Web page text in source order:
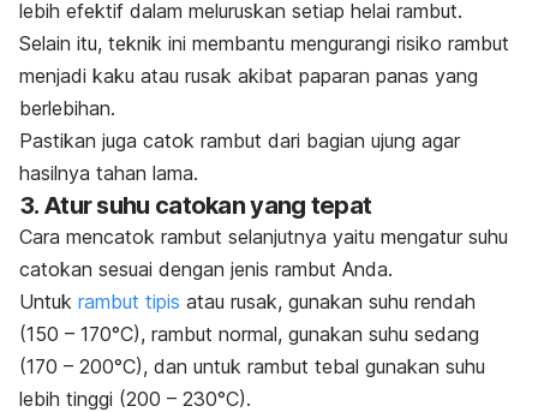
lebih efektif dalam meluruskan setiap helai rambut.
Selain itu, teknik ini membantu mengurangi risiko rambut
menjadi kaku atau rusak akibat paparan panas yang
berlebihan.
Pastikan juga catok rambut dari bagian ujung agar
hasilnya tahan lama.
3. Atur suhu catokan yang tepat
Cara mencatok rambut selanjutnya yaitu mengatur suhu
catokan sesuai dengan jenis rambut Anda.
Untuk rambut tipis atau rusak, gunakan suhu rendah
(150 – 170°C), rambut normal, gunakan suhu sedang
(170 – 200°C), dan untuk rambut tebal gunakan suhu
lebih tinggi (200 – 230°C).